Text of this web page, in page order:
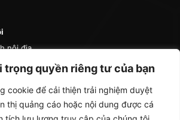
trọng quyền riêng tư của bạn
cookie để cải thiện trải nghiệm duyệt
thị quảng cáo hoặc nội dung được cá
nội địa
quốc tế
ngoài